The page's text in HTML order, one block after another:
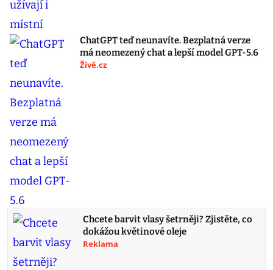
ChatGPT teď neunavíte. Bezplatná verze
má neomezený chat a lepší model GPT-5.6
Živě.cz
Chcete barvit vlasy šetrněji? Zjistěte, co
dokážou květinové oleje
Reklama